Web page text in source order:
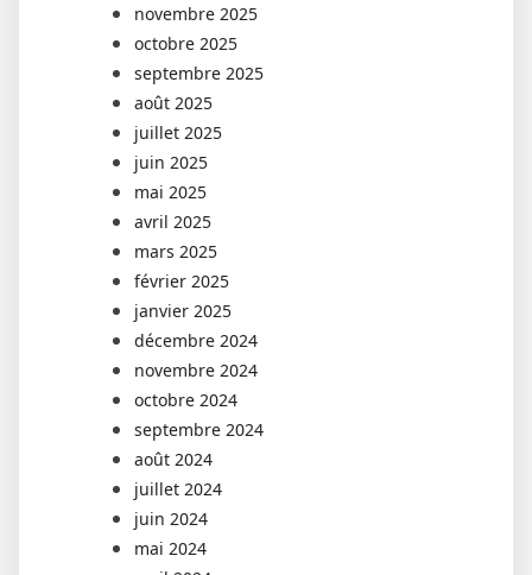
novembre 2025
octobre 2025
septembre 2025
août 2025
juillet 2025
juin 2025
mai 2025
avril 2025
mars 2025
février 2025
janvier 2025
décembre 2024
novembre 2024
octobre 2024
septembre 2024
août 2024
juillet 2024
juin 2024
mai 2024